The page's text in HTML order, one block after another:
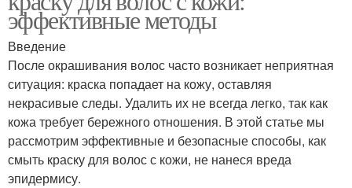
эффективные методы
Введение
После окрашивания волос часто возникает неприятная
ситуация: краска попадает на кожу, оставляя
некрасивые следы. Удалить их не всегда легко, так как
кожа требует бережного отношения. В этой статье мы
рассмотрим эффективные и безопасные способы, как
смыть краску для волос с кожи, не нанеся вреда
эпидермису.